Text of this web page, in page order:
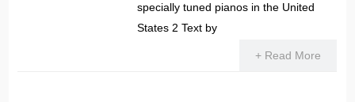
specially tuned pianos in the United
States 2 Text by
+ Read More